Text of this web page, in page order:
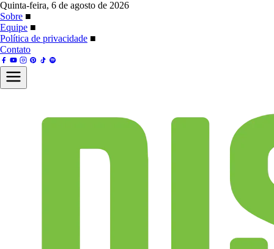
Quinta-feira, 6 de agosto de 2026
Sobre ■
Equipe ■
Política de privacidade ■
Contato